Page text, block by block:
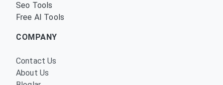
Seo Tools
Free AI Tools
COMPANY
Contact Us
About Us